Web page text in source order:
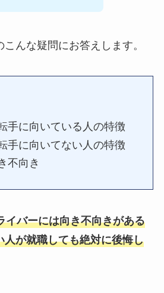
んな疑問にお答えします。
手に向いている人の特徴
手に向いてない人の特徴
不向き
イバーには向き不向きがある
人が就職しても絶対に後悔し